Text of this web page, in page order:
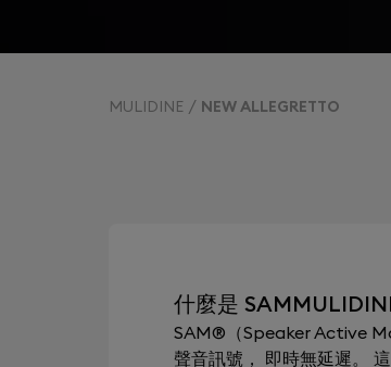
MULIDINE NEW ALLEGRETTO
什麼是
SAM®（Speaker Active
聲音訊號， 即時無延遲。